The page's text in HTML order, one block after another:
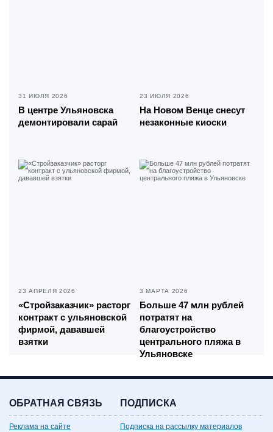
31 ИЮЛЯ 2026
В центре Ульяновска
демонтировали сарай
23 ИЮЛЯ 2026
На Новом Венце снесут
незаконные киоски
23 АПРЕЛЯ 2026
«Стройзаказчик» расторг
контракт с ульяновской
фирмой, дававшей
взятки
3 МАРТА 2026
Больше 47 млн рублей
потратят на
благоустройство
центрального пляжа в
Ульяновске
ОБРАТНАЯ СВЯЗЬ
Реклама на сайте
ПОДПИСКА
Подписка на рассылку материалов